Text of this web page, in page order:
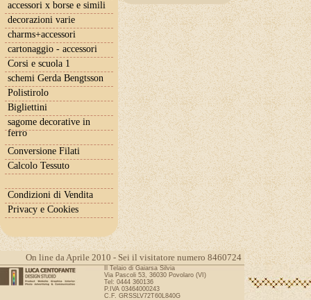
accessori x borse e simili
decorazioni varie
charms+accessori
cartonaggio - accessori
Corsi e scuola 1
schemi Gerda Bengtsson
Polistirolo
Bigliettini
sagome decorative in
ferro
Conversione Filati
Calcolo Tessuto
Condizioni di Vendita
Privacy e Cookies
On line da Aprile 2010 - Sei il visitatore numero 8460724
Il Telaio di Gaiarsa Silvia
Via Pascoli 53, 36030 Povolaro (VI)
Tel: 0444 360136
P.IVA 03464000243
C.F. GRSSLV72T60L840G